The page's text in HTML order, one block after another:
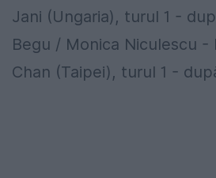
Jani (Ungaria), turul 1 -
Begu / Monica Niculescu -
Chan (Taipei), turul 1 -